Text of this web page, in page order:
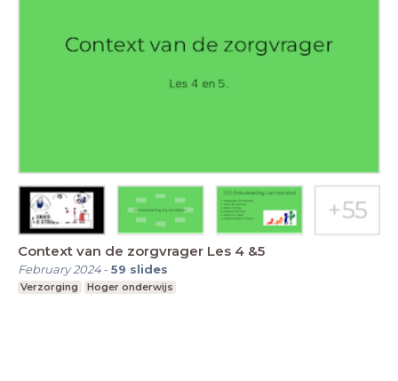
Context van de zorgvrager Les 4 &5
February 2024-59 slides
Verzorging Hoger onderwijs